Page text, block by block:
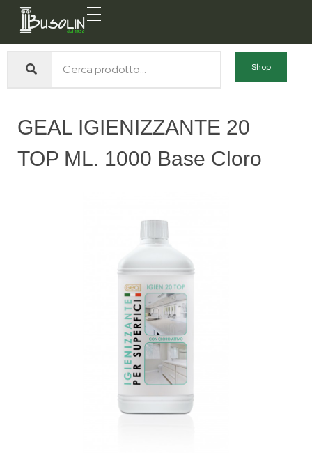
Busolin S.R.L.
Shop
GEAL IGIENIZZANTE 20
TOP ML. 1000 Base Cloro